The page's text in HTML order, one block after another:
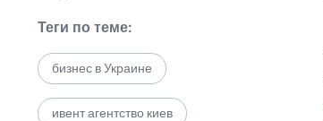
Теги по теме:
бизнес в Украине
ивент агентство киев